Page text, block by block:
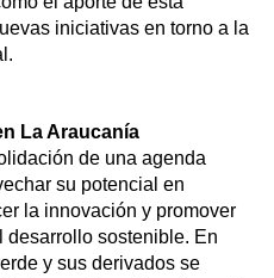
iniciativas en torno a la
La Araucanía
de una agenda
su potencial en
la innovación y promover
desarrollo sostenible. En
y sus derivados se